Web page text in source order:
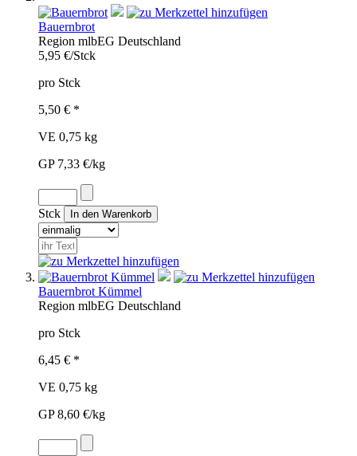
Bauernbrot
Region mlbEG Deutschland
5,95 €/Stck
pro Stck
5,50 € *
VE 0,75 kg
GP 7,33 €/kg
Stck
Bauernbrot Kümmel
Region mlbEG Deutschland
pro Stck
6,45 € *
VE 0,75 kg
GP 8,60 €/kg